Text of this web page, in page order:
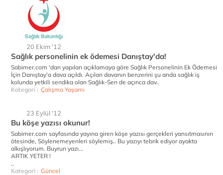
20 Ekim '12
Sağlık personelinin ek ödemesi Danıştay'da!
Sabimer.com 'dan yapılan açıklamaya göre Sağlık Personelinin Ek Ödemesi
İçin Danıştay'a dava açıldı. Açılan davanın benzerini şu anda sağlık iş
kolunda yetkili sendika olan Sağlık-Sen de açınca dav..
Kategori : Çalışma Yaşamı
23 Eylül '12
Bu köşe yazısı okunur!
Sabimer.com sayfasında yayına giren köşe yazısı gerçekleri yansıtmasının
ötesinde, Söylenemeyenleri söylemiş.. Bu yazıyı tebrik ediyor ayakta
alkışlıyorum. Buyrun yazı...
ARTIK YETER !
..
Kategori : Güncel